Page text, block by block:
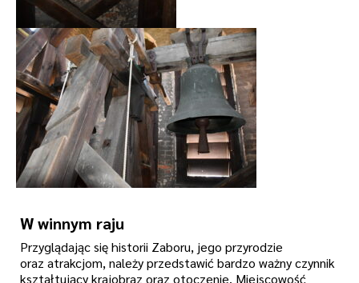
W winnym raju
Przyglądając się historii Zaboru, jego przyrodzie
oraz atrakcjom, należy przedstawić bardzo ważny czynnik
kształtujący krajobraz oraz otoczenie. Miejscowość